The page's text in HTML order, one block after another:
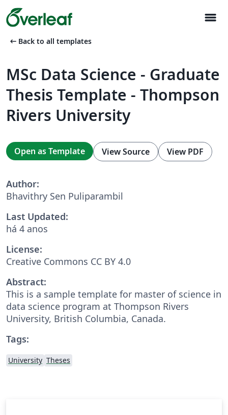
menu
arrow_left_alt Back to all templates
MSc Data Science - Graduate
Thesis Template - Thompson
Rivers University
Open as Template View Source View PDF
Author:
Bhavithry Sen Puliparambil
Last Updated:
há 4 anos
License:
Creative Commons CC BY 4.0
Abstract:
This is a sample template for master of science in
data science program at Thompson Rivers
University, British Columbia, Canada.
Tags:
University Theses